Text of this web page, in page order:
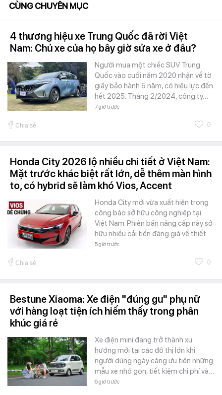
CÙNG CHUYÊN MỤC
4 thương hiệu xe Trung Quốc đã rời Việt
Nam: Chủ xe của họ bây giờ sửa xe ở đâu?
Người mua một chiếc SUV Trung
Quốc vào cuối năm 2020 nhận về tờ
giấy bảo hành 5 năm, có hiệu lực đến
hết 2025. Tháng 2/2024, công ty…
7 giờ trước
Chia sẻ 0
Honda City 2026 lộ nhiều chi tiết ở Việt Nam:
Mặt trước khác biệt rất lớn, dễ thêm màn hình
to, có hybrid sẽ làm khó Vios, Accent
Honda City mới vừa xuất hiện trong
công báo sở hữu công nghiệp tại
Việt Nam. Phiên bản nâng cấp này sở
hữu nhiều cải tiến đáng giá về thiết…
5 giờ trước
Chia sẻ 0
Bestune Xiaoma: Xe điện "đúng gu" phụ nữ
với hàng loạt tiện ích hiếm thấy trong phân
khúc giá rẻ
Xe điện mini đang trở thành xu
hướng mới tại các đô thị lớn khi
người dùng ngày càng ưu tiên những
mẫu xe nhỏ gọn, tiết kiệm chi phí và…
6 giờ trước